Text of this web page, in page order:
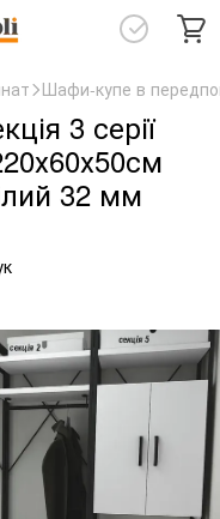
Шафи-купе в
3 серії
32 мм